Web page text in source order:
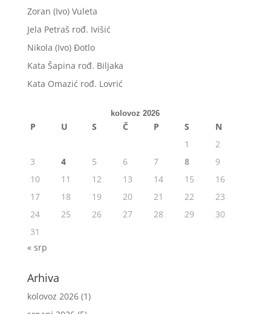
Zoran (Ivo) Vuleta
Jela Petraš rođ. Ivišić
Nikola (Ivo) Đotlo
Kata Šapina rođ. Biljaka
Kata Omazić rođ. Lovrić
kolovoz 2026
P U S Č P S
N
1
2
3
4 5 6 7 8
9
10
11 12 13 14 15
16
17
18 19 20 21 22
23
24
25 26 27 28 29
30
31
« srp
Arhiva
kolovoz 2026(1)